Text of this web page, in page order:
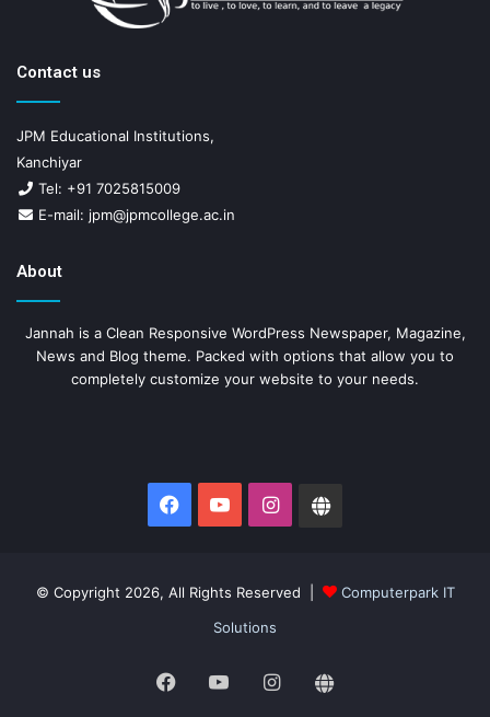
Contact us
JPM Educational Institutions,
Kanchiyar
Tel: +91 7025815009
E-mail: jpm@jpmcollege.ac.in
About
Jannah is a Clean Responsive WordPress Newspaper, Magazine,
News and Blog theme. Packed with options that allow you to
completely customize your website to your needs.
Facebook
YouTubeInstagramWebsite
© Copyright 2026, All Rights Reserved |
Computerpark IT
Solutions
Facebook
YouTubeInstagramWebsite